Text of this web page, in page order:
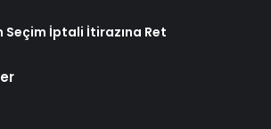
Seçim İptali İtirazına Ret